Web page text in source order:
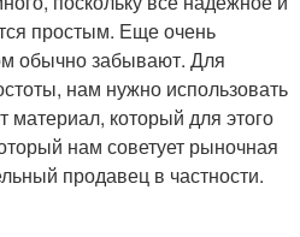
простым. Еще очень
обычно забывают. Для
нам нужно использовать
материал, который для этого
нам советует рыночная
продавец в частности.